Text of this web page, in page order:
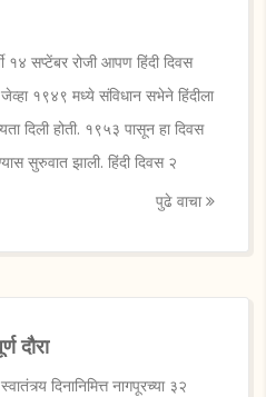
१४ सप्टेंबर रोजी आपण हिंदी दिवस
१९४९ मध्ये संविधान सभेने हिंदीला
दिली होती. १९५३ पासून हा दिवस
सुरुवात झाली. हिंदी दिवस २
पुढे वाचा
दौरा
दिनानिमित्त नागपूरच्या ३२